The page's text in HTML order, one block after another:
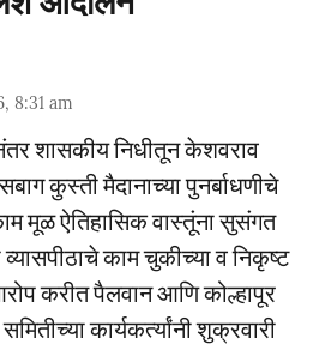
8:31 am
शासकीय निधीतून केशवराव
कुस्ती मैदानाच्या पुनर्बाधणीचे
मूळ ऐतिहासिक वास्तूंना सुसंगत
काम चुकीच्या व निकृष्ट
करीत पैलवान आणि कोल्हापूर
कार्यकर्त्यांनी शुक्रवारी